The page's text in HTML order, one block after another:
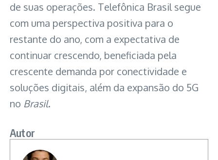
de suas operações. Telefônica Brasil segue
com uma perspectiva positiva para o
restante do ano, com a expectativa de
continuar crescendo, beneficiada pela
crescente demanda por conectividade e
soluções digitais, além da expansão do 5G
no Brasil.
Autor